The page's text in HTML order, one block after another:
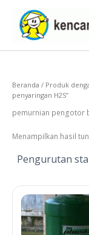
konten
Beranda / Produk
penyaringan H2S”
pemurnian pengotor
Menampilkan hasil